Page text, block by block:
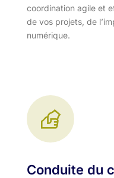
coordination agile et
de vos projets, de
numérique.
Conduite du